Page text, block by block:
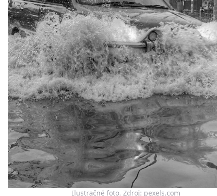
Ilustračné foto. Zdroj: pexels.com